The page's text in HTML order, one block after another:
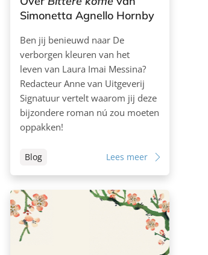
Simonetta Agnello Hornby
Ben jij benieuwd naar De
verborgen kleuren van het
leven van Laura Imai Messina?
Redacteur Anne van Uitgeverij
Signatuur vertelt waarom jij deze
bijzondere roman nú zou moeten
oppakken!
Blog Lees meer